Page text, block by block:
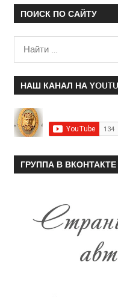
ПОИСК ПО САЙТУ
НАШ КАНАЛ НА
ГРУППА В ВКОНТАКТЕ